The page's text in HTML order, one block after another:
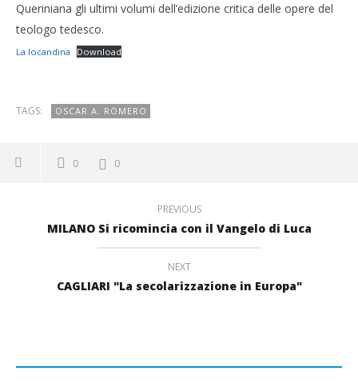
Queriniana gli ultimi volumi dell’edizione critica delle opere del
teologo tedesco.
La locandina Download
TAGS: OSCAR A. ROMERO
0 0
PREVIOUS
MILANO Si ricomincia con il Vangelo di Luca
NEXT
CAGLIARI "La secolarizzazione in Europa"